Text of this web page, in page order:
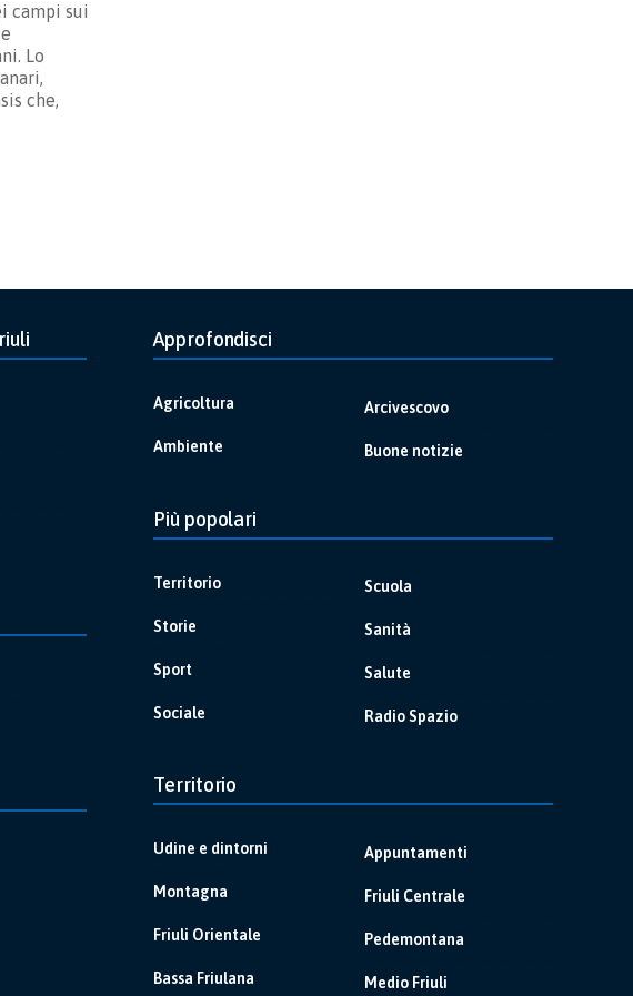
campi sui
Lo
che,
Approfondisci
Agricoltura
Ambiente
Arcivescovo
Buone notizie
Più popolari
Territorio
Storie
Sport
Sociale
Scuola
Sanità
Salute
Radio Spazio
Territorio
Udine e dintorni
Montagna
Friuli Orientale
Bassa Friulana
Appuntamenti
Friuli Centrale
Pedemontana
Medio Friuli